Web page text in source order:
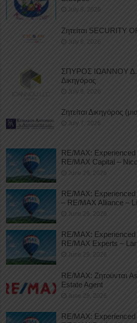
July 8, 2026
Ζητείται SECURITY
July 8, 2026
ΣΠΥΡΟΣ ΙΩΑΝΝΟΥ
Δικηγόρος
July 8, 2026
Ζητείται Δικηγόρος
July 7, 2026
RE/MAX:
RE/MAX Capital –
June 29, 2026
RE/MAX:
– RE/MAX Alliance –
June 29, 2026
RE/MAX:
RE/MAX Experts –
June 29, 2026
RE/MAX: Ζητούνται
Estate Agent
June 29, 2026
RE/MAX: